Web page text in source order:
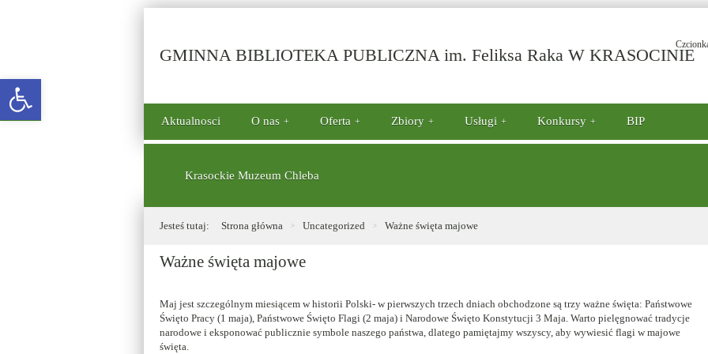
Open toolbar
GMINNA BIBLIOTEKA PUBLICZNA im. Feliksa Raka W KRASOCINIE-
Aktualnosci O nas Oferta Zbiory Usługi Konkursy BIP
Krasockie Muzeum Chleba
Jesteś tutaj: Strona główna Uncategorized Ważne święta majowe
Ważne święta majowe
Maj jest szczególnym miesiącem w historii Polski- w pierwszych trzech dniach obchodzone są trzy ważne święta: Państwowe
Święto Pracy (1 maja), Państwowe Święto Flagi (2 maja) i Narodowe Święto Konstytucji 3 Maja. Warto pielęgnować tradycje
narodowe i eksponować publicznie symbole naszego państwa, dlatego pamiętajmy wszyscy, aby wywiesić flagi w majowe
święta.